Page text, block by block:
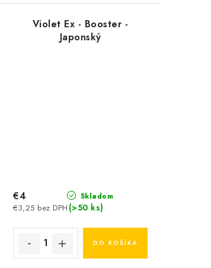
Violet Ex - Booster -
Japonský
Skladom
(>50 ks)
€3,25 bez DPH
€4
DO KOŠÍKA